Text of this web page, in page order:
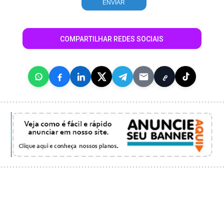
COMPARTILHAR REDES SOCIAIS